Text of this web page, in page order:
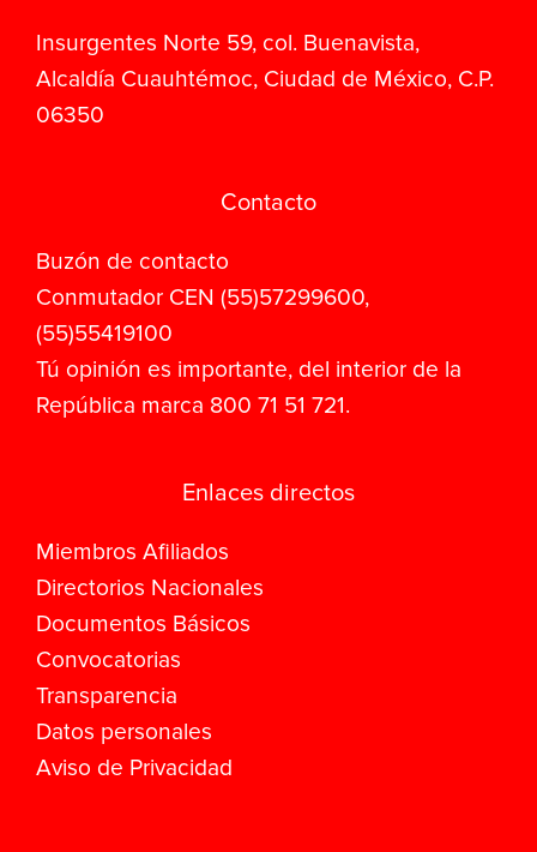
Insurgentes Norte 59, col. Buenavista,
Alcaldía Cuauhtémoc, Ciudad de México, C.P.
06350
Contacto
Buzón de contacto
Conmutador CEN (55)57299600,
(55)55419100
Tú opinión es importante, del interior de la
República marca 800 71 51 721.
Enlaces directos
Miembros Afiliados
Directorios Nacionales
Documentos Básicos
Convocatorias
Transparencia
Datos personales
Aviso de Privacidad